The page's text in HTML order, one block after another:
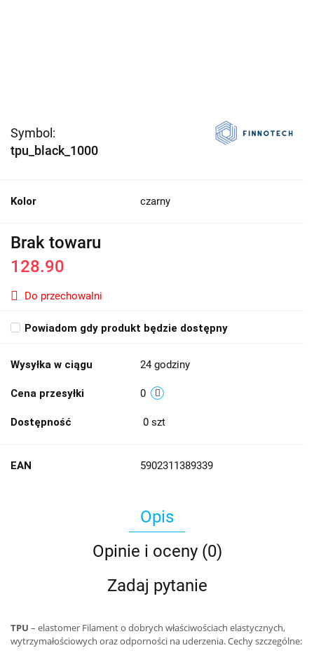
Symbol:
tpu_black_1000
Kolor czarny
Brak towaru
128.90
Do przechowalni
Powiadom gdy produkt będzie dostępny
Wysyłka w ciągu 24 godziny
Cena przesyłki 0
Dostępność 0 szt
EAN 5902311389339
Opis
Opinie i oceny (0)
Zadaj pytanie
TPU – elastomer Filament o dobrych właściwościach elastycznych,
wytrzymałościowych oraz odporności na uderzenia. Cechy szczególne: